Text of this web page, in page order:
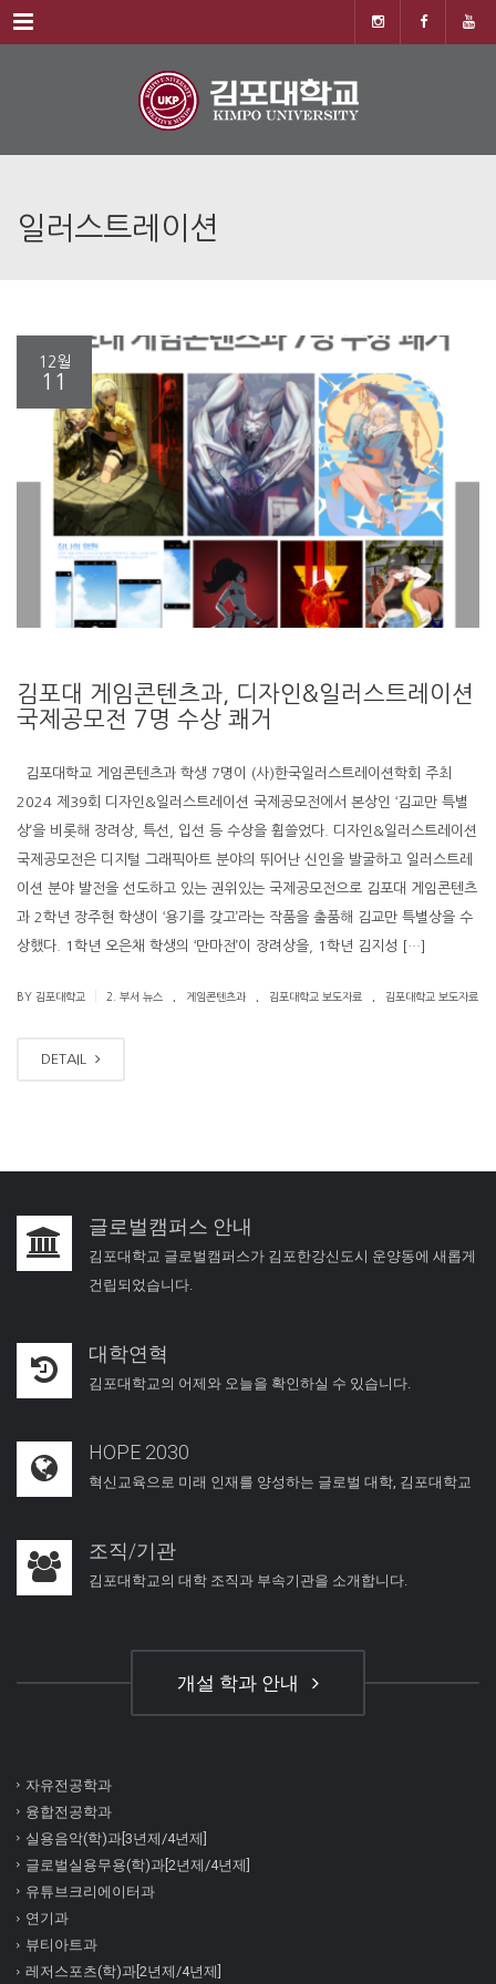
Menu
일러스트레이션
12월
11
김포대 게임콘텐츠과, 디자인&일러스트레이션
국제공모전 7명 수상 쾌거
김포대학교 게임콘텐츠과 학생 7명이 (사)한국일러스트레이션학회 주최
2024 제39회 디자인&일러스트레이션 국제공모전에서 본상인 ‘김교만 특별
상’을 비롯해 장려상, 특선, 입선 등 수상을 휩쓸었다. 디자인&일러스트레이션
국제공모전은 디지털 그래픽아트 분야의 뛰어난 신인을 발굴하고 일러스트레
이션 분야 발전을 선도하고 있는 권위있는 국제공모전으로 김포대 게임콘텐츠
과 2학년 장주현 학생이 ‘용기를 갖고’라는 작품을 출품해 김교만 특별상을 수
상했다. 1학년 오은채 학생의 ‘만마전’이 장려상을, 1학년 김지성 […]
BY 김포대학교 2. 부서 뉴스 게임콘텐츠과 김포대학교 보도자료 김포대학교 보도자료
DETAIL
글로벌캠퍼스 안내
김포대학교 글로벌캠퍼스가 김포한강신도시 운양동에 새롭게
건립되었습니다.
대학연혁
김포대학교의 어제와 오늘을 확인하실 수 있습니다.
HOPE 2030
혁신교육으로 미래 인재를 양성하는 글로벌 대학, 김포대학교
조직/기관
김포대학교의 대학 조직과 부속기관을 소개합니다.
개설 학과 안내
자유전공학과
융합전공학과
실용음악(학)과[3년제/4년제]
글로벌실용무용(학)과[2년제/4년제]
유튜브크리에이터과
연기과
뷰티아트과
레저스포츠(학)과[2년제/4년제]